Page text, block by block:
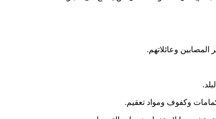
وعائلاتهم.
وكفوف ومواد تعقيم.